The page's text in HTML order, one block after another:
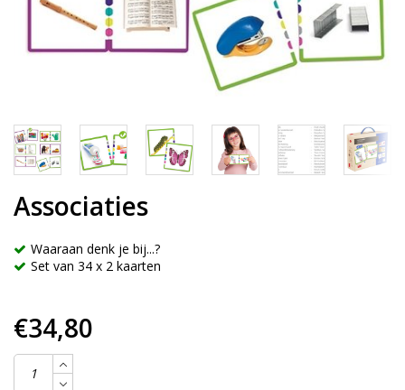
Associaties
Waaraan denk je bij...?
Set van 34 x 2 kaarten
€34,80